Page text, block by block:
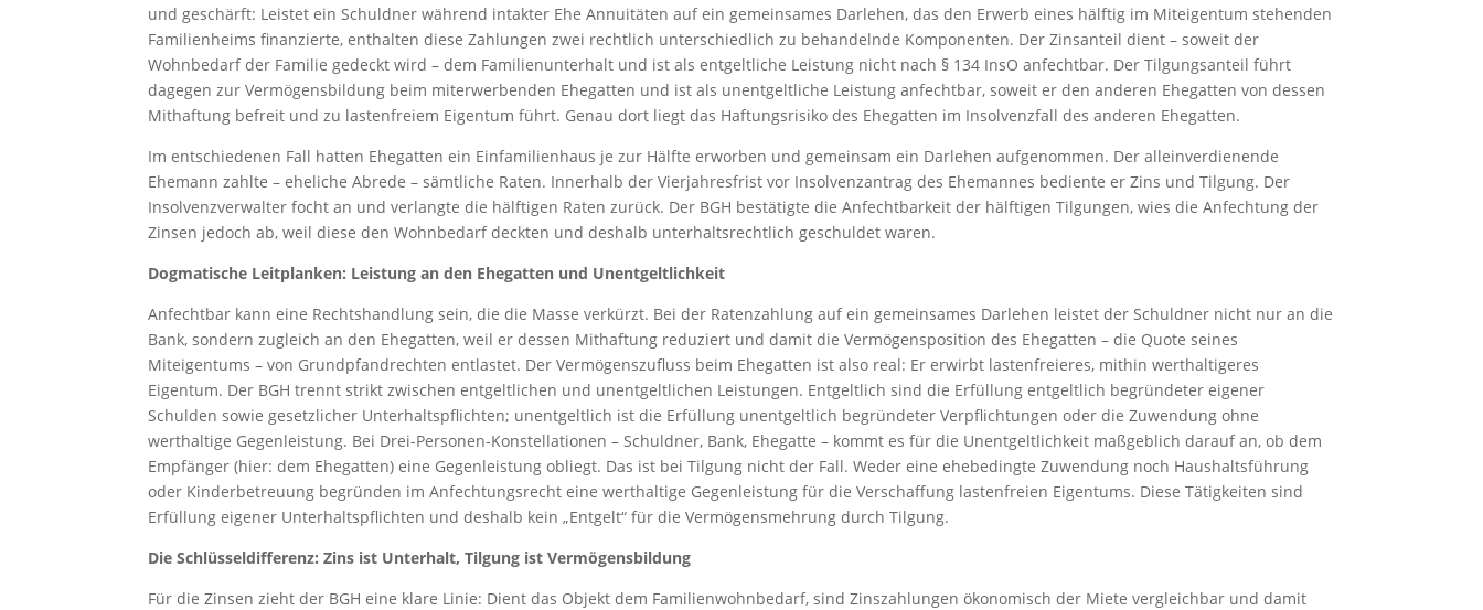
und geschärft: Leistet ein Schuldner während intakter Ehe Annuitäten auf ein gemeinsames Darlehen, das den Erwerb eines hälftig im Miteigentum stehenden
Familienheims finanzierte, enthalten diese Zahlungen zwei rechtlich unterschiedlich zu behandelnde Komponenten. Der Zinsanteil dient – soweit der
Wohnbedarf der Familie gedeckt wird – dem Familienunterhalt und ist als entgeltliche Leistung nicht nach § 134 InsO anfechtbar. Der Tilgungsanteil führt
dagegen zur Vermögensbildung beim miterwerbenden Ehegatten und ist als unentgeltliche Leistung anfechtbar, soweit er den anderen Ehegatten von dessen
Mithaftung befreit und zu lastenfreiem Eigentum führt. Genau dort liegt das Haftungsrisiko des Ehegatten im Insolvenzfall des anderen Ehegatten.
Im entschiedenen Fall hatten Ehegatten ein Einfamilienhaus je zur Hälfte erworben und gemeinsam ein Darlehen aufgenommen. Der alleinverdienende
Ehemann zahlte – eheliche Abrede – sämtliche Raten. Innerhalb der Vierjahresfrist vor Insolvenzantrag des Ehemannes bediente er Zins und Tilgung. Der
Insolvenzverwalter focht an und verlangte die hälftigen Raten zurück. Der BGH bestätigte die Anfechtbarkeit der hälftigen Tilgungen, wies die Anfechtung der
Zinsen jedoch ab, weil diese den Wohnbedarf deckten und deshalb unterhaltsrechtlich geschuldet waren.
Dogmatische Leitplanken: Leistung an den Ehegatten und Unentgeltlichkeit
Anfechtbar kann eine Rechtshandlung sein, die die Masse verkürzt. Bei der Ratenzahlung auf ein gemeinsames Darlehen leistet der Schuldner nicht nur an die
Bank, sondern zugleich an den Ehegatten, weil er dessen Mithaftung reduziert und damit die Vermögensposition des Ehegatten – die Quote seines
Miteigentums – von Grundpfandrechten entlastet. Der Vermögenszufluss beim Ehegatten ist also real: Er erwirbt lastenfreieres, mithin werthaltigeres
Eigentum. Der BGH trennt strikt zwischen entgeltlichen und unentgeltlichen Leistungen. Entgeltlich sind die Erfüllung entgeltlich begründeter eigener
Schulden sowie gesetzlicher Unterhaltspflichten; unentgeltlich ist die Erfüllung unentgeltlich begründeter Verpflichtungen oder die Zuwendung ohne
werthaltige Gegenleistung. Bei Drei-Personen-Konstellationen – Schuldner, Bank, Ehegatte – kommt es für die Unentgeltlichkeit maßgeblich darauf an, ob dem
Empfänger (hier: dem Ehegatten) eine Gegenleistung obliegt. Das ist bei Tilgung nicht der Fall. Weder eine ehebedingte Zuwendung noch Haushaltsführung
oder Kinderbetreuung begründen im Anfechtungsrecht eine werthaltige Gegenleistung für die Verschaffung lastenfreien Eigentums. Diese Tätigkeiten sind
Erfüllung eigener Unterhaltspflichten und deshalb kein „Entgelt“ für die Vermögensmehrung durch Tilgung.
Die Schlüsseldifferenz: Zins ist Unterhalt, Tilgung ist Vermögensbildung
Für die Zinsen zieht der BGH eine klare Linie: Dient das Objekt dem Familienwohnbedarf, sind Zinszahlungen ökonomisch der Miete vergleichbar und damit